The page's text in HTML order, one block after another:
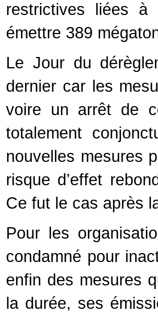
restrictives liées
émettre 389
Le Jour du
dernier car les
voire un arrêt de
totalement
nouvelles mesures
risque d’effet
Ce fut le cas après
Pour les
condamné pour
enfin des mesures
la durée, ses